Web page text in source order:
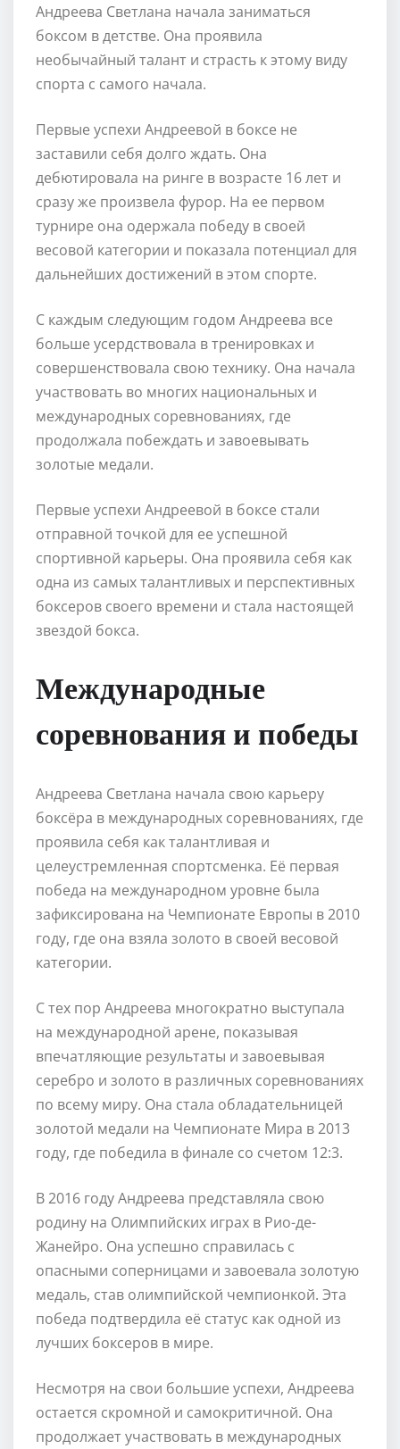
Андреева Светлана начала заниматься
боксом в детстве. Она проявила
необычайный талант и страсть к этому виду
спорта с самого начала.
Первые успехи Андреевой в боксе не
заставили себя долго ждать. Она
дебютировала на ринге в возрасте 16 лет и
сразу же произвела фурор. На ее первом
турнире она одержала победу в своей
весовой категории и показала потенциал для
дальнейших достижений в этом спорте.
С каждым следующим годом Андреева все
больше усердствовала в тренировках и
совершенствовала свою технику. Она начала
участвовать во многих национальных и
международных соревнованиях, где
продолжала побеждать и завоевывать
золотые медали.
Первые успехи Андреевой в боксе стали
отправной точкой для ее успешной
спортивной карьеры. Она проявила себя как
одна из самых талантливых и перспективных
боксеров своего времени и стала настоящей
звездой бокса.
Международные
соревнования и победы
Андреева Светлана начала свою карьеру
боксёра в международных соревнованиях, где
проявила себя как талантливая и
целеустремленная спортсменка. Её первая
победа на международном уровне была
зафиксирована на Чемпионате Европы в 2010
году, где она взяла золото в своей весовой
категории.
С тех пор Андреева многократно выступала
на международной арене, показывая
впечатляющие результаты и завоевывая
серебро и золото в различных соревнованиях
по всему миру. Она стала обладательницей
золотой медали на Чемпионате Мира в 2013
году, где победила в финале со счетом 12:3.
В 2016 году Андреева представляла свою
родину на Олимпийских играх в Рио-де-
Жанейро. Она успешно справилась с
опасными соперницами и завоевала золотую
медаль, став олимпийской чемпионкой. Эта
победа подтвердила её статус как одной из
лучших боксеров в мире.
Несмотря на свои большие успехи, Андреева
остается скромной и самокритичной. Она
продолжает участвовать в международных